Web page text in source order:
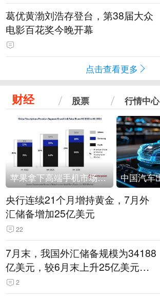
葛优黄渤刘浩存登台，第38届大众
电影百花奖今晚开幕
点击查看更多
财经 股票 行情中心
苹果拿下高端手机市场65%的份额：iPhone 17系列功不可没
央行连续21个月增持黄金，7月外
汇储备增加25亿美元
22
7月末，我国外汇储备规模为34188
亿美元，较6月末上升25亿美元，
升幅为0.07%
2